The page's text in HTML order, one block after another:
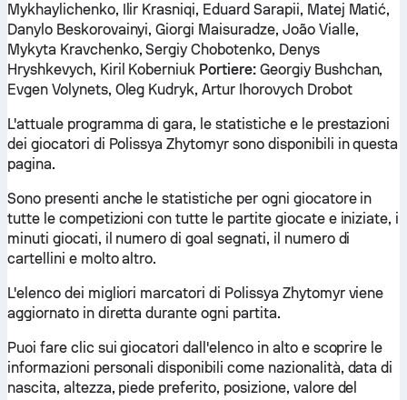
Mykhaylichenko, Ilir Krasniqi, Eduard Sarapii, Matej Matić,
Danylo Beskorovainyi, Giorgi Maisuradze, João Vialle,
Mykyta Kravchenko, Sergiy Chobotenko, Denys
Hryshkevych, Kiril Koberniuk Portiere:Georgiy Bushchan,
Evgen Volynets, Oleg Kudryk, Artur Ihorovych Drobot
L'attuale programma di gara, le statistiche e le prestazioni
dei giocatori di Polissya Zhytomyr sono disponibili in questa
pagina.
Sono presenti anche le statistiche per ogni giocatore in
tutte le competizioni con tutte le partite giocate e iniziate, i
minuti giocati, il numero di goal segnati, il numero di
cartellini e molto altro.
L'elenco dei migliori marcatori di Polissya Zhytomyr viene
aggiornato in diretta durante ogni partita.
Puoi fare clic sui giocatori dall'elenco in alto e scoprire le
informazioni personali disponibili come nazionalità, data di
nascita, altezza, piede preferito, posizione, valore del